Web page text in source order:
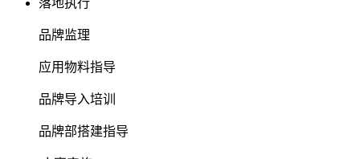
落地执行
品牌监理
应用物料指导
品牌导入培训
品牌部搭建指导